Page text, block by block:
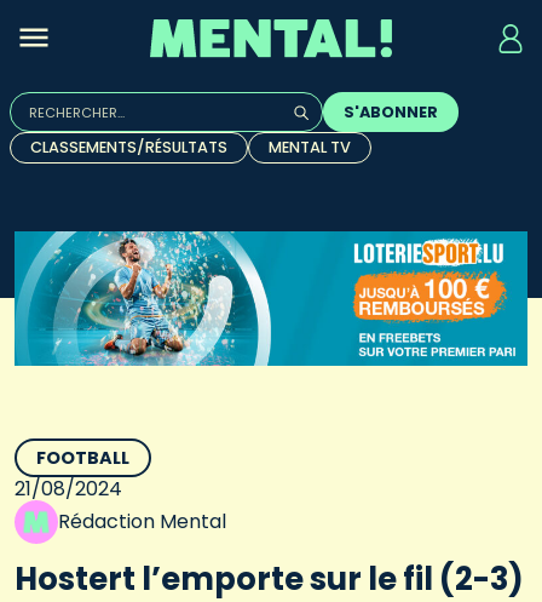
Rechercher :
Quand les résultats de l'auto-complétion sont
S'ABONNER
CLASSEMENTS/RÉSULTATS
MENTAL TV
FOOTBALL
21/08/2024
Rédaction Mental
Hostert l’emporte sur le fil (2-3)